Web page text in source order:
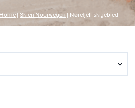
Home Skiën Noorwegen Nørefjell skigebied